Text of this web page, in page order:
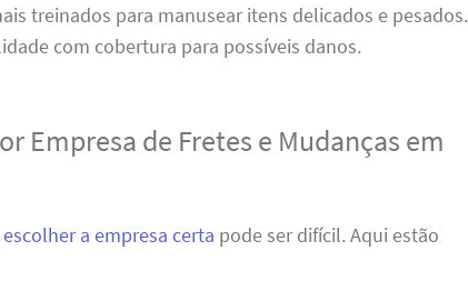
treinados para manusear itens delicados e pesados.
com cobertura para possíveis danos.
Empresa de Fretes e Mudanças em
escolher a empresa certa pode ser difícil. Aqui estão